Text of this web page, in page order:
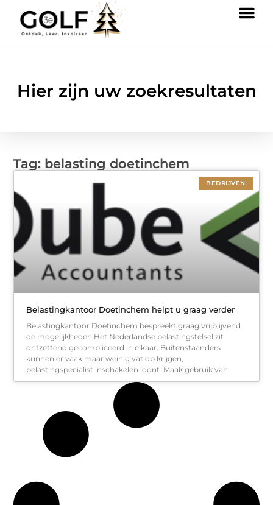
Hier zijn uw zoekresultaten
Tag: belasting doetinchem
BEDRIJVEN
Belastingkantoor Doetinchem helpt u graag verder
Belastingkantoor Doetinchem bespreekt graag vrijblijvend
de mogelijkheden Het Nederlandse belastingstelsel zit
ontzettend gecompliceerd in elkaar. Buitenstaanders
kunnen er vaak maar weinig vat op krijgen,
belastingspecialist inschakelen loont. Maak gebruik van